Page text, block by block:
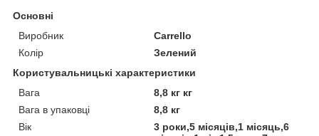
Основні
Виробник
Carrello
Колір
Зелений
Користувальницькі характеристики
Вага
8,8 кг кг
Вага в упаковці
8,8 кг
Вік
3 роки,5 місяців,1 місяць,6